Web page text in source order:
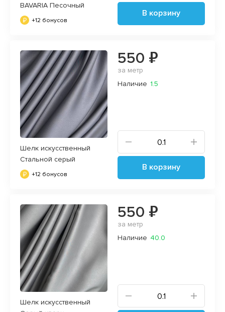
BAVARIA Песочный
+12 бонусов
В корзину
Шелк искусственный
Стальной серый
+12 бонусов
550 ₽
за метр
Наличие 1.5
В корзину
Шелк искусственный
550 ₽
за метр
Наличие 40.0